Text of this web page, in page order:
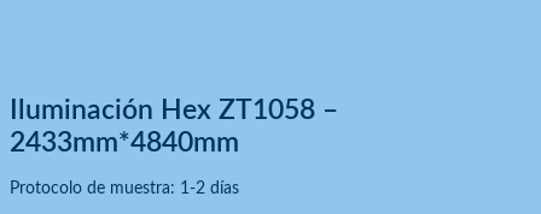
Iluminación Hex ZT1058 –
2433mm*4840mm
Protocolo de muestra: 1-2 días